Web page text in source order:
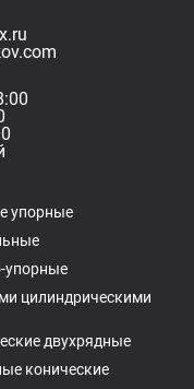
упорные
упорные
цилиндрическими
двухрядные
конические